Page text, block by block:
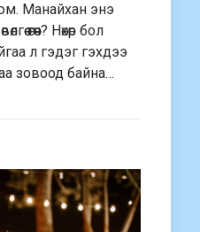
Манайхан энэ
өгөөч? Нөхөр бол
л гэдэг гэхдээ
зовоод байна…